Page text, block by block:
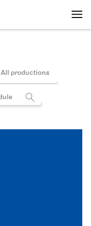
All productions